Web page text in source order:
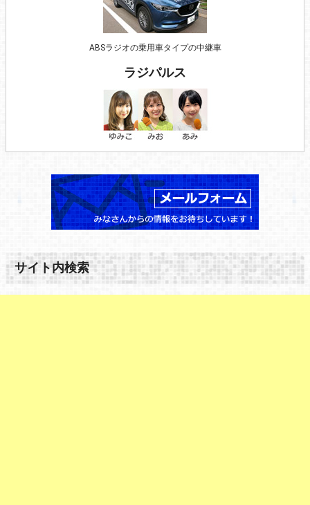
ABSラジオの乗用車タイプの中継車
ラジパルス
サイト内検索